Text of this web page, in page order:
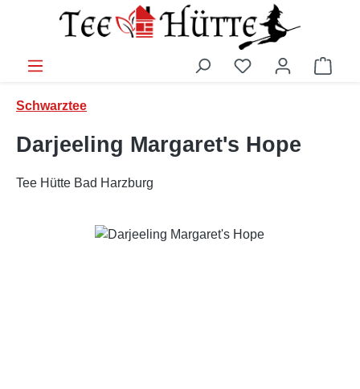
Zum Hauptinhalt springen
Schwarztee
Darjeeling Margaret's Hope
Tee Hütte Bad Harzburg
Bildergalerie überspringen